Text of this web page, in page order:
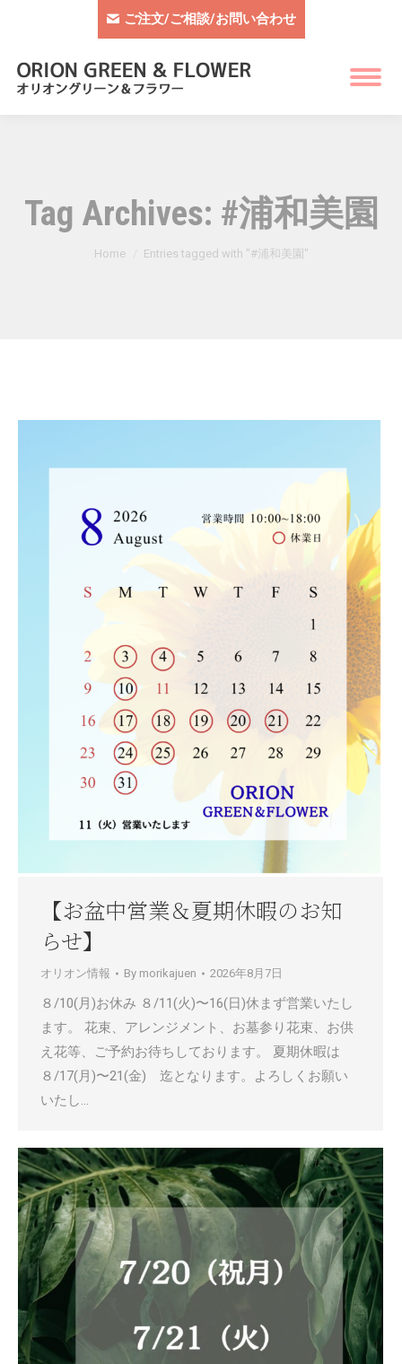
ご注文/ご相談/お問い合わせ
Tag Archives: #浦和美園
You are here:
Home Entries tagged with "#浦和美園"
【お盆中営業＆夏期休暇のお知
らせ】
オリオン情報 By morikajuen 2026年8月7日
８/10(月)お休み ８/11(火)〜16(日)休まず営業いたし
ます。 花束、アレンジメント、お墓参り花束、お供
え花等、ご予約お待ちしております。 夏期休暇は
８/17(月)〜21(金) 迄となります。よろしくお願い
いたし…